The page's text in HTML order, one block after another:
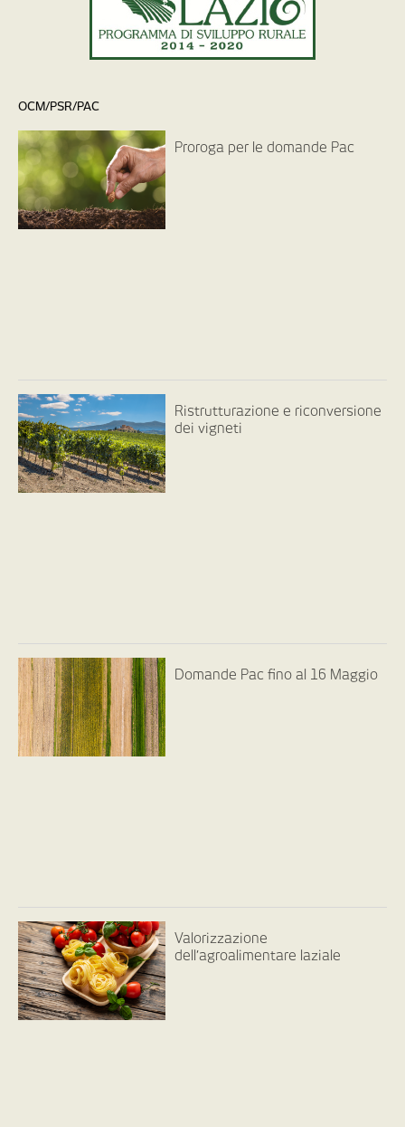
OCM/PSR/PAC
Proroga per le domande Pac
Ristrutturazione e riconversione
dei vigneti
Domande Pac fino al 16 Maggio
Valorizzazione
dell’agroalimentare laziale